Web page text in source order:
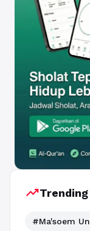
trending_up
#Ma'soem